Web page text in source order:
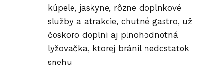
kúpele, jaskyne, rôzne doplnkové
služby a atrakcie, chutné gastro, už
čoskoro doplní aj plnohodnotná
lyžovačka, ktorej bránil nedostatok
snehu